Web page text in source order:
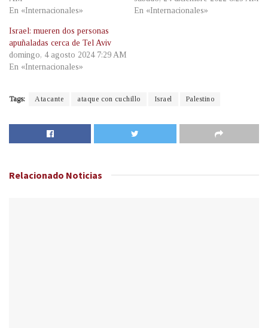
En «Internacionales»
En «Internacionales»
Israel: mueren dos personas
apuñaladas cerca de Tel Aviv
domingo, 4 agosto 2024 7:29 AM
En «Internacionales»
Tags: Atacante ataque con cuchillo Israel Palestino
Relacionado Noticias